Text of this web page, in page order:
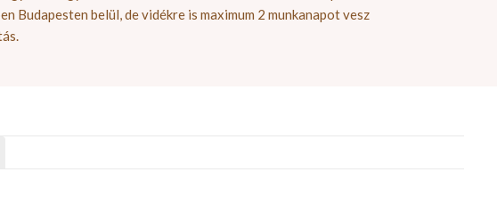
Budapesten belül, de vidékre is maximum 2 munkanapot vesz